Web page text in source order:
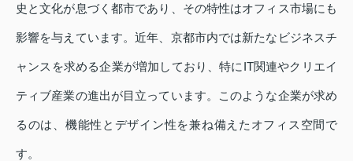
史と文化が息づく都市であり、その特性はオフィス市場にも
影響を与えています。近年、京都市内では新たなビジネスチ
ャンスを求める企業が増加しており、特にIT関連やクリエイ
ティブ産業の進出が目立っています。このような企業が求め
るのは、機能性とデザイン性を兼ね備えたオフィス空間で
す。